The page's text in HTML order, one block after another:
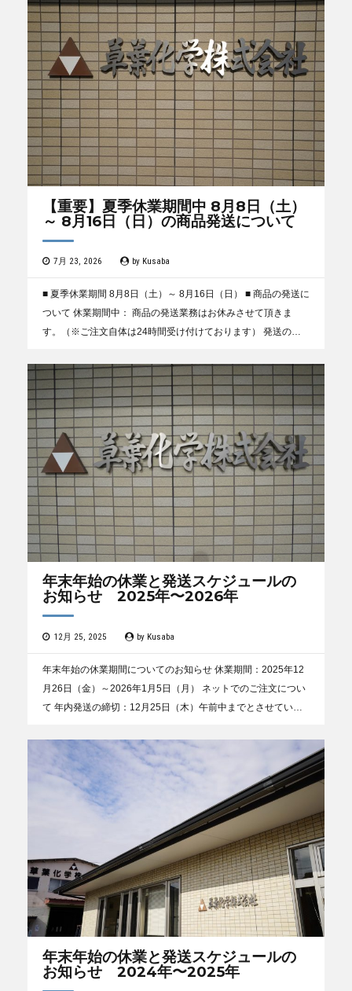
7月 23, 2026 by Kusaba
【重要】夏季休業期間中 8月8日（土）
～ 8月16日（日）の商品発送について
■ 夏季休業期間 8月8日（土）～ 8月16日（日） ■ 商品の発送に
ついて 休業期間中： 商品の発送業務はお休みさせて頂きま
す。（※ご注文自体は24時間受け付けております） 発送の再
12月 25, 2025 by Kusaba
年末年始の休業と発送スケジュールの
お知らせ 2025年〜2026年
年末年始の休業期間についてのお知らせ 休業期間：2025年12
月26日（金）～2026年1月5日（月） ネットでのご注文につい
て 年内発送の締切：12月25日（木）午前中までとさせていた
年末年始の休業と発送スケジュールの
お知らせ 2024年〜2025年